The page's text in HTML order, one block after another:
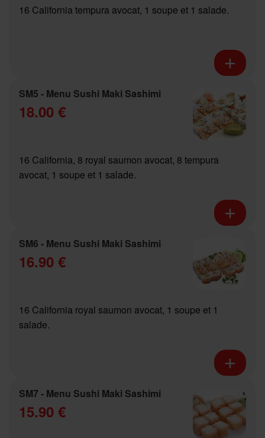
16 California tempura avocat, 1 soupe et 1 salade.
SM5 - Menu Sushi Maki Sashimi
18.00 €
16 California, 8 royal saumon avocat, 8 tempura
avocat, 1 soupe et 1 salade.
SM6 - Menu Sushi Maki Sashimi
16.90 €
16 California royal saumon avocat, 1 soupe et 1
salade.
SM7 - Menu Sushi Maki Sashimi
15.90 €